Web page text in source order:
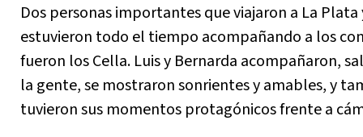
Dos personas importantes que viajaron a La Plata
estuvieron todo el tiempo acompañando a los
fueron los Cella. Luis y Bernarda acompañaron,
la gente, se mostraron sonrientes y amables, y
tuvieron sus momentos protagónicos frente a